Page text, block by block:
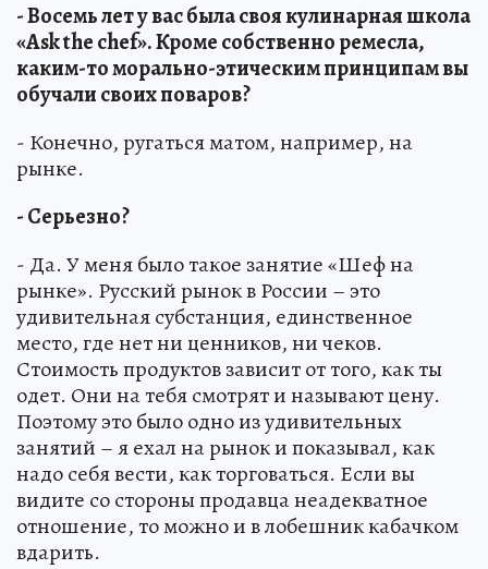
- Восемь лет у вас была своя кулинарная школа
«Ask the chef». Кроме собственно ремесла,
каким-то морально-этическим принципам вы
обучали своих поваров?
- Конечно, ругаться матом, например, на
рынке.
- Серьезно?
- Да. У меня было такое занятие «Шеф на
рынке». Русский рынок в России – это
удивительная субстанция, единственное
место, где нет ни ценников, ни чеков.
Стоимость продуктов зависит от того, как ты
одет. Они на тебя смотрят и называют цену.
Поэтому это было одно из удивительных
занятий – я ехал на рынок и показывал, как
надо себя вести, как торговаться. Если вы
видите со стороны продавца неадекватное
отношение, то можно и в лобешник кабачком
вдарить.